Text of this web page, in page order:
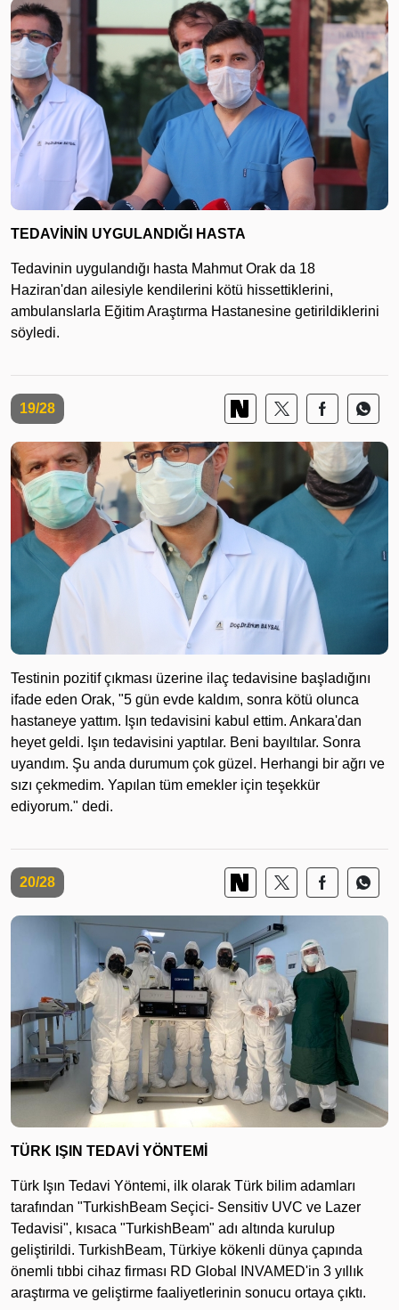
TEDAVİNİN UYGULANDIĞI HASTA
Tedavinin uygulandığı hasta Mahmut Orak da 18
Haziran'dan ailesiyle kendilerini kötü hissettiklerini,
ambulanslarla Eğitim Araştırma Hastanesine getirildiklerini
söyledi.
19/28
Testinin pozitif çıkması üzerine ilaç tedavisine başladığını
ifade eden Orak, "5 gün evde kaldım, sonra kötü olunca
hastaneye yattım. Işın tedavisini kabul ettim. Ankara'dan
heyet geldi. Işın tedavisini yaptılar. Beni bayıltılar. Sonra
uyandım. Şu anda durumum çok güzel. Herhangi bir ağrı ve
sızı çekmedim. Yapılan tüm emekler için teşekkür
ediyorum." dedi.
20/28
TÜRK IŞIN TEDAVİ YÖNTEMİ
Türk Işın Tedavi Yöntemi, ilk olarak Türk bilim adamları
tarafından "TurkishBeam Seçici- Sensitiv UVC ve Lazer
Tedavisi", kısaca "TurkishBeam" adı altında kurulup
geliştirildi. TurkishBeam, Türkiye kökenli dünya çapında
önemli tıbbi cihaz firması RD Global INVAMED'in 3 yıllık
araştırma ve geliştirme faaliyetlerinin sonucu ortaya çıktı.